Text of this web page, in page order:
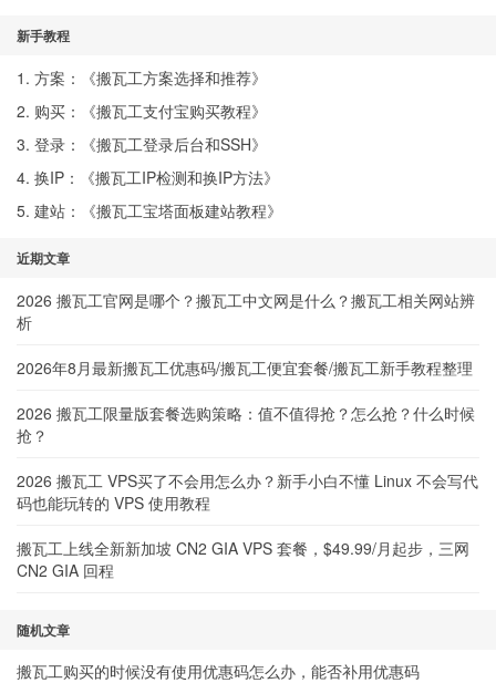
新手教程
1. 方案：《搬瓦工方案选择和推荐》
2. 购买：《搬瓦工支付宝购买教程》
3. 登录：《搬瓦工登录后台和SSH》
4. 换IP：《搬瓦工IP检测和换IP方法》
5. 建站：《搬瓦工宝塔面板建站教程》
近期文章
2026 搬瓦工官网是哪个？搬瓦工中文网是什么？搬瓦工相关网站辨
析
2026年8月最新搬瓦工优惠码/搬瓦工便宜套餐/搬瓦工新手教程整理
2026 搬瓦工限量版套餐选购策略：值不值得抢？怎么抢？什么时候
抢？
2026 搬瓦工 VPS买了不会用怎么办？新手小白不懂 Linux 不会写代
码也能玩转的 VPS 使用教程
搬瓦工上线全新新加坡 CN2 GIA VPS 套餐，$49.99/月起步，三网
CN2 GIA 回程
随机文章
搬瓦工购买的时候没有使用优惠码怎么办，能否补用优惠码